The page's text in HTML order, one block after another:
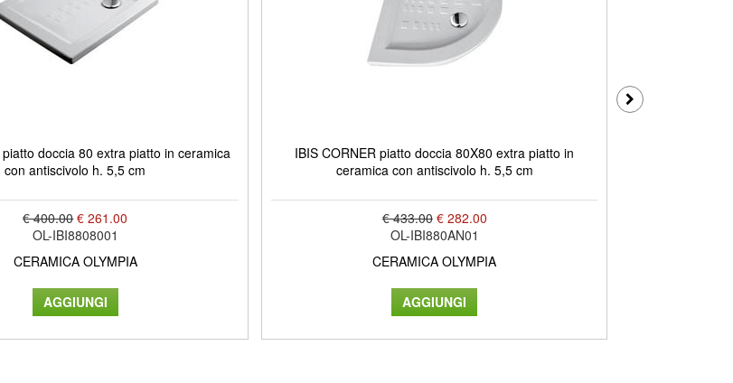
piatto doccia 80 extra piatto in ceramica
con antiscivolo h. 5,5 cm
€ 400.00 € 261.00
OL-IBI8808001
CERAMICA OLYMPIA
IBIS CORNER piatto doccia 80X80 extra piatto in
ceramica con antiscivolo h. 5,5 cm
€ 433.00 € 282.00
OL-IBI880AN01
CERAMICA OLYMPIA